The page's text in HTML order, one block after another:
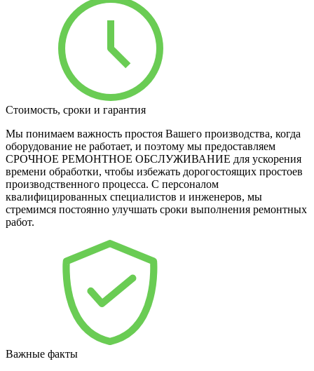
Стоимость, сроки и гарантия
Мы понимаем важность простоя Вашего производства, когда
оборудование не работает, и поэтому мы предоставляем
СРОЧНОЕ РЕМОНТНОЕ ОБСЛУЖИВАНИЕ для ускорения
времени обработки, чтобы избежать дорогостоящих простоев
производственного процесса. С персоналом
квалифицированных специалистов и инженеров, мы
стремимся постоянно улучшать сроки выполнения ремонтных
работ.
Важные факты